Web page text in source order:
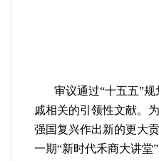
审议通过“十五五”
戚相关的引领性文献。
强国复兴作出新的更大
一期“新时代禾商大讲